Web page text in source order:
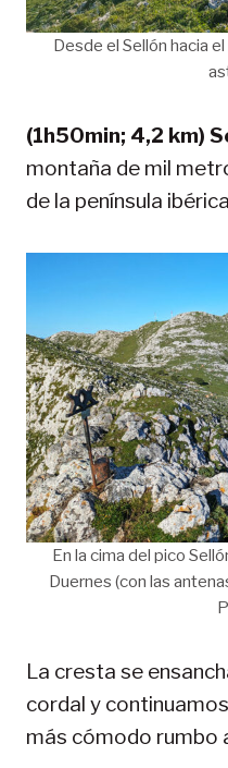
Desde el Sellón hacia
(1h50min; 4,2 km)
montaña de mil
de la península
En la cima del pico
Duernes (con las
La cresta se
cordal y
más cómodo rumbo